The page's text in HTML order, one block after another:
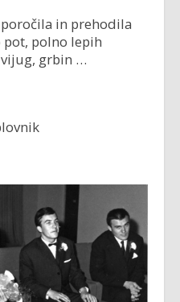
in prehodila
polno lepih
grbin …